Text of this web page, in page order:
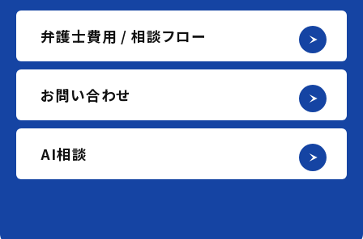
弁護士費用 / 相談フロー
お問い合わせ
AI相談